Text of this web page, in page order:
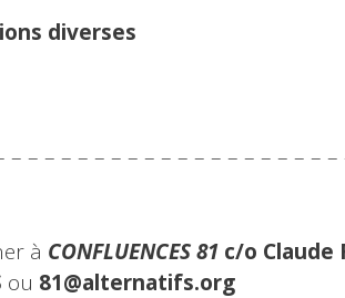
diverses
– – – – – – – – – – – – – – – – – – –
à CONFLUENCES 81 c/o Claude
ou 81@alternatifs.org